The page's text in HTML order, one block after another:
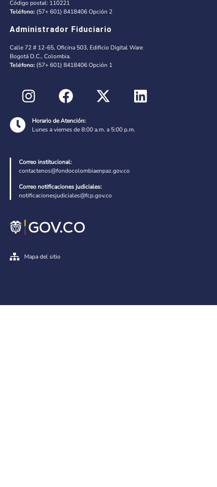
Código postal: 110221
Teléfono: (57+ 601) 8418406 Opción 2
Administrador Fiduciario
Calle 72 # 12-65, Oficina 503, Edificio Digital Ware
Bogotá D.C., Colombia.
Teléfono: (57+ 601) 8418406 Opción 1
Horario de Atención:
Lunes a viernes de 8:00 a.m. a 5:00 p.m.
Correo institucional:
contactenos@fondocolombiaenpaz.gov.co
Correo notificaciones judiciales:
notificacionesjudiciales@fcp.gov.co
Mapa del sitio